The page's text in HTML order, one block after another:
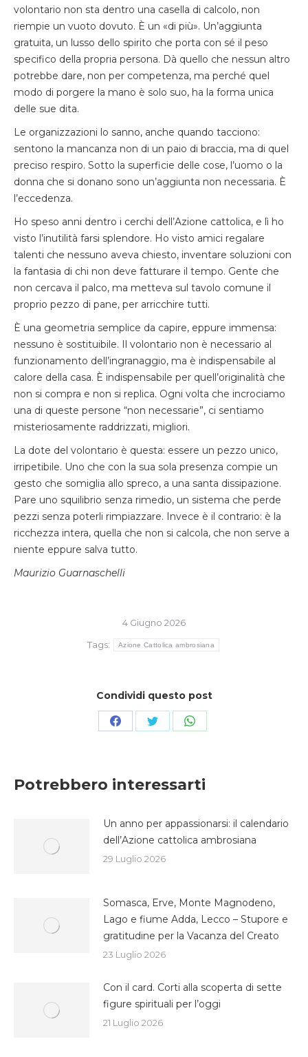
volontario non sta dentro una casella di calcolo, non
riempie un vuoto dovuto. È un «di più». Un’aggiunta
gratuita, un lusso dello spirito che porta con sé il peso
specifico della propria persona. Dà quello che nessun altro
potrebbe dare, non per competenza, ma perché quel
modo di porgere la mano è solo suo, ha la forma unica
delle sue dita.
Le organizzazioni lo sanno, anche quando tacciono:
sentono la mancanza non di un paio di braccia, ma di quel
preciso respiro. Sotto la superficie delle cose, l’uomo o la
donna che si donano sono un’aggiunta non necessaria. È
l’eccedenza.
Ho speso anni dentro i cerchi dell’Azione cattolica, e lì ho
visto l’inutilità farsi splendore. Ho visto amici regalare
talenti che nessuno aveva chiesto, inventare soluzioni con
la fantasia di chi non deve fatturare il tempo. Gente che
non cercava il palco, ma metteva sul tavolo comune il
proprio pezzo di pane, per arricchire tutti.
È una geometria semplice da capire, eppure immensa:
nessuno è sostituibile. Il volontario non è necessario al
funzionamento dell’ingranaggio, ma è indispensabile al
calore della casa. È indispensabile per quell’originalità che
non si compra e non si replica. Ogni volta che incrociamo
una di queste persone “non necessarie”, ci sentiamo
misteriosamente raddrizzati, migliori.
La dote del volontario è questa: essere un pezzo unico,
irripetibile. Uno che con la sua sola presenza compie un
gesto che somiglia allo spreco, a una santa dissipazione.
Pare uno squilibrio senza rimedio, un sistema che perde
pezzi senza poterli rimpiazzare. Invece è il contrario: è la
ricchezza intera, quella che non si calcola, che non serve a
niente eppure salva tutto.
Maurizio Guarnaschelli
4 Giugno 2026
Tags:
Azione Cattolica ambrosiana
Condividi questo post
CondividiCondividiCondividi
Potrebbero interessarti
Un anno per appassionarsi: il calendario
dell’Azione cattolica ambrosiana
29 Luglio 2026
Somasca, Erve, Monte Magnodeno,
Lago e fiume Adda, Lecco – Stupore e
gratitudine per la Vacanza del Creato
23 Luglio 2026
Con il card. Corti alla scoperta di sette
figure spirituali per l’oggi
21 Luglio 2026